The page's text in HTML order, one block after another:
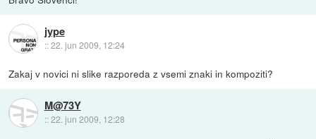
jype
::22. jun 2009, 12:24
Zakaj v novici ni slike razporeda z vsemi znaki in kompoziti?
M@73Y
::22. jun 2009, 12:28